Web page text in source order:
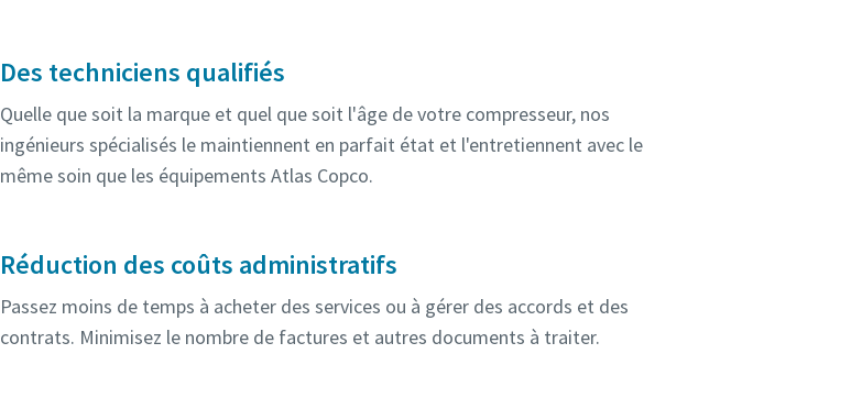
Des techniciens qualifiés
Quelle que soit la marque et quel que soit l'âge de votre compresseur, nos
ingénieurs spécialisés le maintiennent en parfait état et l'entretiennent avec le
même soin que les équipements Atlas Copco.
Réduction des coûts administratifs
Passez moins de temps à acheter des services ou à gérer des accords et des
contrats. Minimisez le nombre de factures et autres documents à traiter.